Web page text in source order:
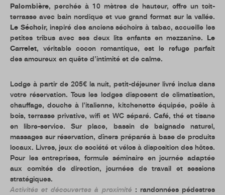
Palombière, perchée à 10 mètres de hauteur, offre un toit-
terrasse avec bain nordique et vue grand format sur la vallée.
Le Séchoir, inspiré des anciens séchoirs à tabac, accueille les
petites tribus avec ses deux lits enfants en mezzanine. Le
Carrelet, véritable cocon romantique, est le refuge parfait
des amoureux en quête d’intimité et de calme.
Lodge à partir de 205€ la nuit, petit-déjeuner livré inclus dans
votre réservation. Tous les lodges disposent de climatisation,
chauffage, douche à l’italienne, kitchenette équipée, poêle à
bois, terrasse privative, wifi et WC séparé. Café, thé et tisane
en libre-service. Sur place, bassin de baignade naturel,
massages sur réservation, dîners préparés à base de produits
locaux. Livres, jeux de société et vélos à disposition des hôtes.
Pour les entreprises, formule séminaire en journée adaptée
aux comités de direction, journées de travail et sessions
stratégiques.
Activités et découvertes à proximité : randonnées pédestres